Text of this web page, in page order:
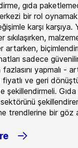
gıda
bir rol
karşı karşıya.
sıkılaşırken,
artarken,
sadece
yapmalı -
ve geri
şekillendirmeli.
şekillendiren
trendlerine bir göz